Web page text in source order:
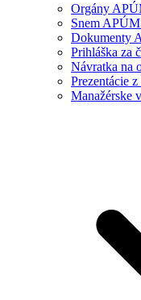
Orgány
Snem
Dokumenty
Prihláška za
Návratka na
Prezentácie
Manažérske